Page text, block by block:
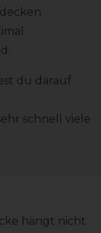
du darauf
schnell viele
hängt nicht